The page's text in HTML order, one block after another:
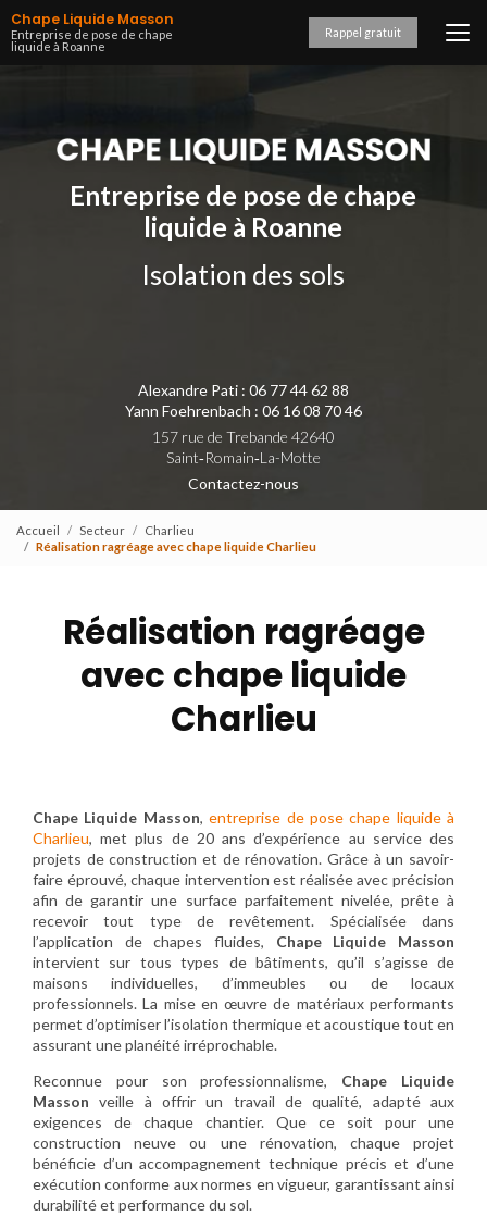
Aller
au
contenu
Chape Liquide Masson
Entreprise de pose de chape
liquide à Roanne
Rappel gratuit
Entreprise de pose de chape
liquide à Roanne
Isolation des sols
Alexandre Pati : 06 77 44 62 88
Yann Foehrenbach : 06 16 08 70 46
157 rue de Trebande 42640
Saint‑Romain‑La-Motte
Contactez-nous
Accueil Secteur
Charlieu
Réalisation ragréage avec chape liquide Charlieu
Réalisation ragréage
avec chape liquide
Charlieu
Chape Liquide Masson,entreprise de pose chape liquide à
Charlieu, met plus de 20 ans d’expérience au service des
projets de construction et de rénovation. Grâce à un savoir-
faire éprouvé, chaque intervention est réalisée avec précision
afin de garantir une surface parfaitement nivelée, prête à
recevoir tout type de revêtement. Spécialisée dans
l’application de chapes fluides, Chape Liquide Masson
intervient sur tous types de bâtiments, qu’il s’agisse de
maisons individuelles, d’immeubles ou de locaux
professionnels. La mise en œuvre de matériaux performants
permet d’optimiser l’isolation thermique et acoustique tout en
assurant une planéité irréprochable.
Reconnue pour son professionnalisme, Chape Liquide
Masson veille à offrir un travail de qualité, adapté aux
exigences de chaque chantier. Que ce soit pour une
construction neuve ou une rénovation, chaque projet
bénéficie d’un accompagnement technique précis et d’une
exécution conforme aux normes en vigueur, garantissant ainsi
durabilité et performance du sol.